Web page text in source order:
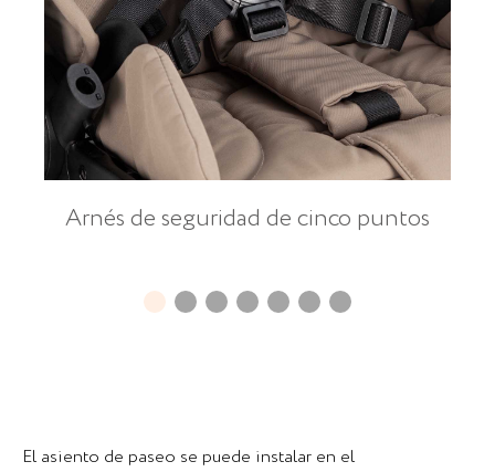
Arnés de seguridad de cinco puntos
El asiento de paseo se puede instalar en el